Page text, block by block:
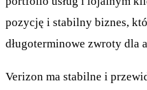
pozycję i stabilny biznes,
długoterminowe zwroty dla
Verizon ma stabilne i